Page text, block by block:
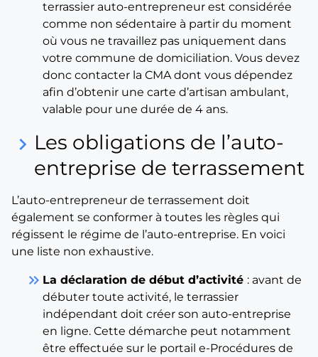
terrassier auto-entrepreneur est considérée
comme non sédentaire à partir du moment
où vous ne travaillez pas uniquement dans
votre commune de domiciliation. Vous devez
donc contacter la CMA dont vous dépendez
afin d’obtenir une carte d’artisan ambulant,
valable pour une durée de 4 ans.
keyboard_arrow_right Les obligations de l’auto-
entreprise de terrassement
L’auto-entrepreneur de terrassement doit
également se conformer à toutes les règles qui
régissent le régime de l’auto-entreprise. En voici
une liste non exhaustive.
keyboard_double_arrow_right La déclaration de début d’activité : avant de
débuter toute activité, le terrassier
indépendant doit créer son auto-entreprise
en ligne. Cette démarche peut notamment
être effectuée sur le portail e-Procédures de